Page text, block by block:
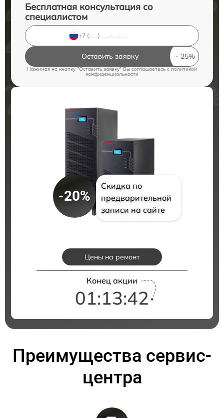
Бесплатная консультация со
специалистом
Оставить заявку
Нажимая на кнопку "Оставить заявку" Вы соглашаетесь cполитикой
конфиденциальности
-20%
Скидка по
предварительной
записи на сайте
Цены на ремонт
Конец акции
01:13:41
Преимущества сервис-
центра